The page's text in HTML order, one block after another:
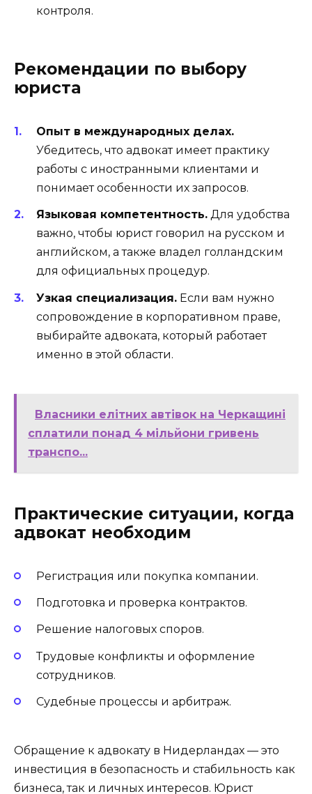
контроля.
Рекомендации по выбору
юриста
Опыт в международных делах.
Убедитесь, что адвокат имеет практику
работы с иностранными клиентами и
понимает особенности их запросов.
Языковая компетентность. Для удобства
важно, чтобы юрист говорил на русском и
английском, а также владел голландским
для официальных процедур.
Узкая специализация. Если вам нужно
сопровождение в корпоративном праве,
выбирайте адвоката, который работает
именно в этой области.
Власники елітних автівок на Черкащині
сплатили понад 4 мільйони гривень
транспо...
Практические ситуации, когда
адвокат необходим
Регистрация или покупка компании.
Подготовка и проверка контрактов.
Решение налоговых споров.
Трудовые конфликты и оформление
сотрудников.
Судебные процессы и арбитраж.
Обращение к адвокату в Нидерландах — это
инвестиция в безопасность и стабильность как
бизнеса, так и личных интересов. Юрист